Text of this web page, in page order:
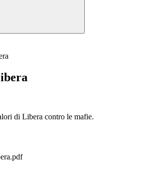
di Libera contro le mafie.